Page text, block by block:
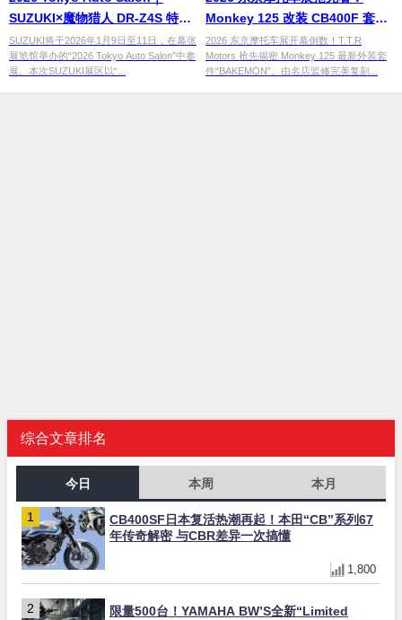
SUZUKI×魔物猎人 DR‑Z4S 特仕
版＋Jimny 同场公开
SUZUKI将于2026年1月9日至11日，在幕张
展览馆举办的“2026 Tokyo Auto Salon”中参
展。本次SUZUKI展区以“...
Monkey 125 改装 CB400F 套
件“BAKEMON ”酷兽！TTR
Motors 携手名店复刻传奇侧开座
垫！
2026 东京摩托车展开幕倒数！T.T.R
Motors 抢先揭密 Monkey 125 最新外装套
件“BAKEMON”。由名店监修完美复刻...
综合文章排名
今日 本周 本月
CB400SF日本复活热潮再起！本田“CB”系列67
年传奇解密 与CBR差异一次搞懂
1,800
限量500台！YAMAHA BW’S全新“Limited